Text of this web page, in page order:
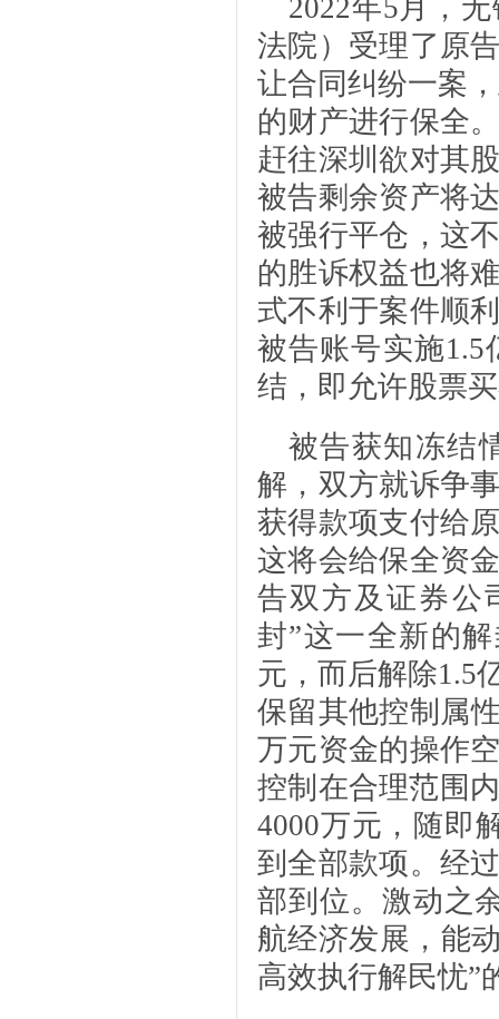
2022年5月，
法院）受理了原
让合同纠纷一案
的财产进行保全
赶往深圳欲对其
被告剩余资产将
被强行平仓，这
的胜诉权益也将
式不利于案件顺
被告账号实施1.5
结，即允许股票
被告获知冻结
解，双方就诉争
获得款项支付给
这将会给保全资
告双方及证券公
封”这一全新的
元，而后解除1.5
保留其他控制属
万元资金的操作
控制在合理范围
4000万元，随即
到全部款项。经
部到位。激动之
航经济发展，能
高效执行解民忧”